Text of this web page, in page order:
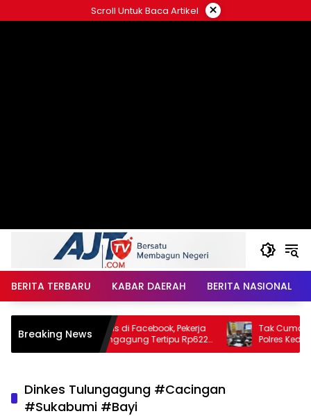
ke
Scroll Untuk Baca Artikel ×
BERITA TERBARU KABAR DAERAH BERITA NASIONAL
Breaking News
Terbuai Janji Manis di Facebook, Pekerja
Migran Asal Tulungagung Tertipu Rp622
Juta
Tak Cuma Urus
Polres Kediri
Soal Hoaks
Dinkes Tulungagung #Cacingan
#Sukabumi #Bayi